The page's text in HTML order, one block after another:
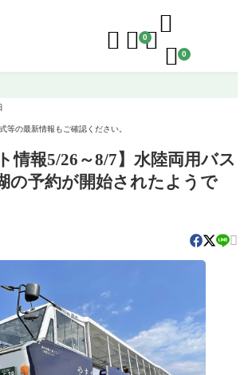
  0

 0
等の最新情報もご確認ください。
情報5/26～8/7】水陸両用バス
の予約が開始されたようで
